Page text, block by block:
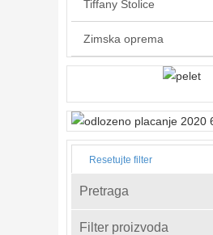
Tiffany Stolice
Zimska oprema
Resetujte filter
Pretraga
Filter proizvoda